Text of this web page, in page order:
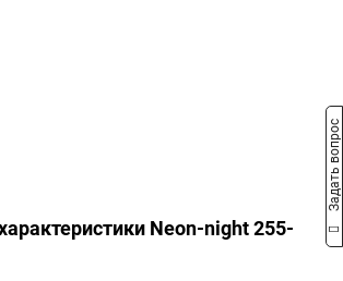
Neon-night 255-
Задать вопрос